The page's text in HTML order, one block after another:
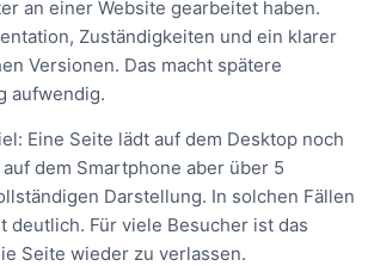
an einer Website gearbeitet haben.
Zuständigkeiten und ein klarer
Versionen. Das macht spätere
aufwendig.
Eine Seite lädt auf dem Desktop noch
dem Smartphone aber über 5
Darstellung. In solchen Fällen
deutlich. Für viele Besucher ist das
Seite wieder zu verlassen.